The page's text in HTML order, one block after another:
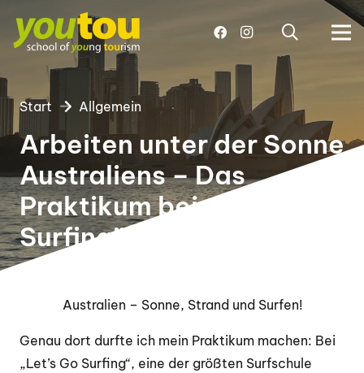
Start Allgemein
Arbeiten unter der Sonne
Australiens – Das
Praktikum bei ,,Let’s go
Surfing” !
Australien – Sonne, Strand und Surfen!
Genau dort durfte ich mein Praktikum machen: Bei
„Let’s Go Surfing“, eine der größten Surfschule